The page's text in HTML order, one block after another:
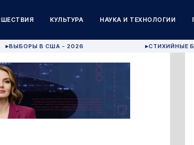
КУЛЬТУРА НАУКА И ТЕХНОЛОГИИ
▶ВЫБОРЫ В США - 2026 ▶СТИХИЙНЫЕ